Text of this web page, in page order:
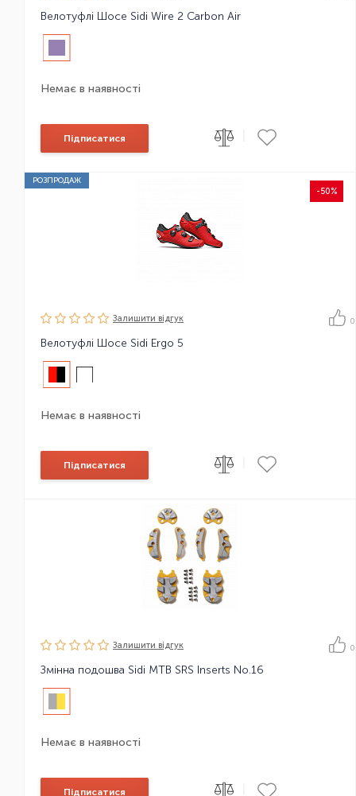
Велотуфлі Шосе Sidi Wire 2 Carbon Air
Немає в наявності
Підписатися
РОЗПРОДАЖ
-50%
Залишити вiдгук 0
Велотуфлі Шосе Sidi Ergo 5
Немає в наявності
Підписатися
Залишити вiдгук 0
Змінна подошва Sidi MTB SRS Inserts No.16
Немає в наявності
Підписатися